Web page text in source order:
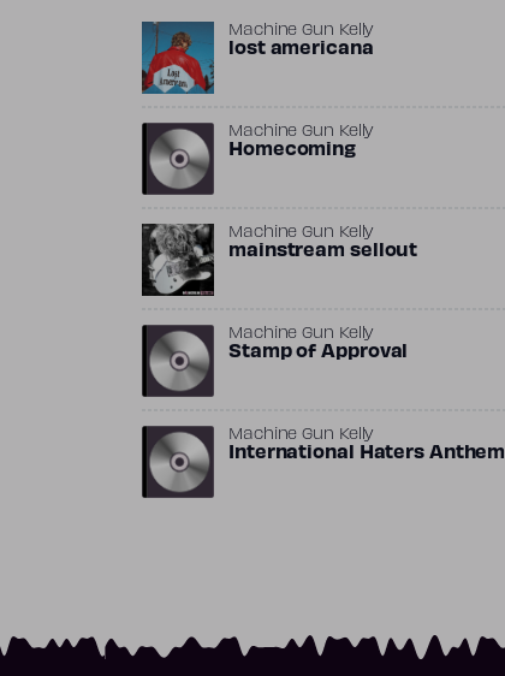
Machine Gun Kelly
lost americana
Machine Gun Kelly
Homecoming
Machine Gun Kelly
mainstream sellout
Machine Gun Kelly
Stamp of Approval
Machine Gun Kelly
International Haters Anthem